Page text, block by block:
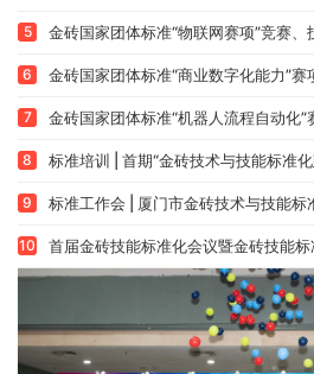
5 金砖国家团体标准“物联网赛项”竞赛、技能、课
6 金砖国家团体标准“商业数字化能力”赛项
7 金砖国家团体标准“机器人流程自动化”赛项竞赛、技能和课程三项标准起草工作组
8 标准培训 | 首期“金砖技术与技能标准化建设助力中国
9 标准工作会 | 厦门市金砖技术与技能标准化技
10 首届金砖技能标准化会议暨金砖技能标